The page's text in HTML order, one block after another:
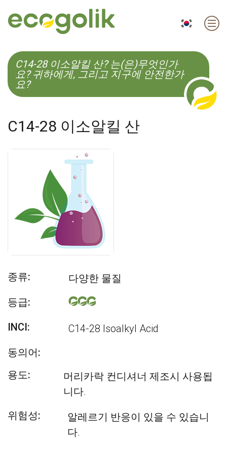
EN ES CS KO
C14-28 이소알킬 산? 는(은)무엇인가
요? 귀하에게, 그리고 지구에 안전한가
요?
C14-28 이소알킬 산
종류:
다양한 물질
등급:
INCI:
C14-28 Isoalkyl Acid
동의어:
용도:
머리카락 컨디셔너 제조시 사용됩
니다.
위험성:
알레르기 반응이 있을 수 있습니
다.